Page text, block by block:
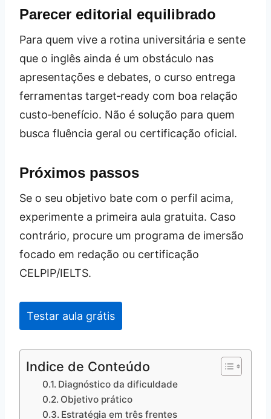
Parecer editorial equilibrado
Para quem vive a rotina universitária e sente
que o inglês ainda é um obstáculo nas
apresentações e debates, o curso entrega
ferramentas target‑ready com boa relação
custo‑benefício. Não é solução para quem
busca fluência geral ou certificação oficial.
Próximos passos
Se o seu objetivo bate com o perfil acima,
experimente a primeira aula gratuita. Caso
contrário, procure um programa de imersão
focado em redação ou certificação
CELPIP/IELTS.
Testar aula grátis
Indice de Conteúdo
Diagnóstico da dificuldade
Objetivo prático
Estratégia em três frentes